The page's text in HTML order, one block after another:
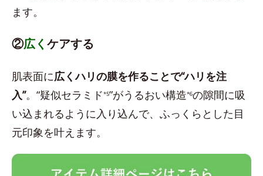
ます。
②広く ケアする
肌表面に広くハリの膜を作ることで“ハリを注
入”。“疑似セラミド*5”がうるおい構造*6の隙間に吸
い込まれるように入り込んで、ふっくらとした目
元印象を叶えます。